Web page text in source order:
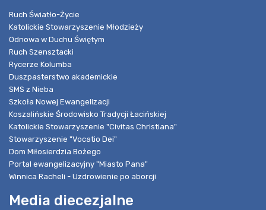
Ruch Światło-Życie
Katolickie Stowarzyszenie Młodzieży
Odnowa w Duchu Świętym
Ruch Szensztacki
Rycerze Kolumba
Duszpasterstwo akademickie
SMS z Nieba
Szkoła Nowej Ewangelizacji
Koszalińskie Środowisko Tradycji Łacińskiej
Katolickie Stowarzyszenie "Civitas Christiana"
Stowarzyszenie "Vocatio Dei"
Dom Miłosierdzia Bożego
Portal ewangelizacyjny "Miasto Pana"
Winnica Racheli - Uzdrowienie po aborcji
Media diecezjalne